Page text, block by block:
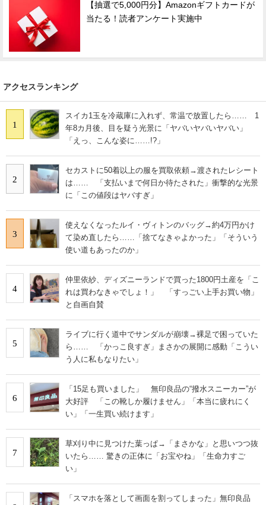
【抽選で5,000円分】Amazonギフトカードが
当たる！読者アンケート実施中
アクセスランキング
1
スイカ1玉を冷蔵庫に入れず、常温で放置したら…… 1
年8カ月後、目を疑う光景に「ヤバいヤバいヤバい」
「えっ、こんな姿に……!?」
2
セカストに50着以上の服を買取依頼→渡されたレシート
は…… 「支払いまで何日か待たされた」衝撃的な光景
に「この値段はヤバすぎ」
3
使えなくなったルイ・ヴィトンのバッグ→約4万円かけ
て染め直したら……「捨てなきゃよかった」「そういう
使い道もあったのか」
4
仲里依紗、ディズニーランドで買った1800円土産を「こ
れは買わなきゃでしょ！」 「すっごい上手お買い物」
と自画自賛
5
ライブに行く道中でサンダルが崩壊→裸足で困っていた
ら…… 「かっこ良すぎ」まさかの展開に感動「こうい
う人に私もなりたい」
6
「15足も買いました」 無印良品の“撥水スニーカー”が
大好評 「この靴しか履けません」「本当に疲れにく
い」「一生買い続けます」
7
草刈り中に見つけた葉っぱ→「まさかな」と思いつつ抜
いたら…… 驚きの正体に「お宝やね」「生命力すご
い」
「スマホを落として画面を割ってしまった」無印良品